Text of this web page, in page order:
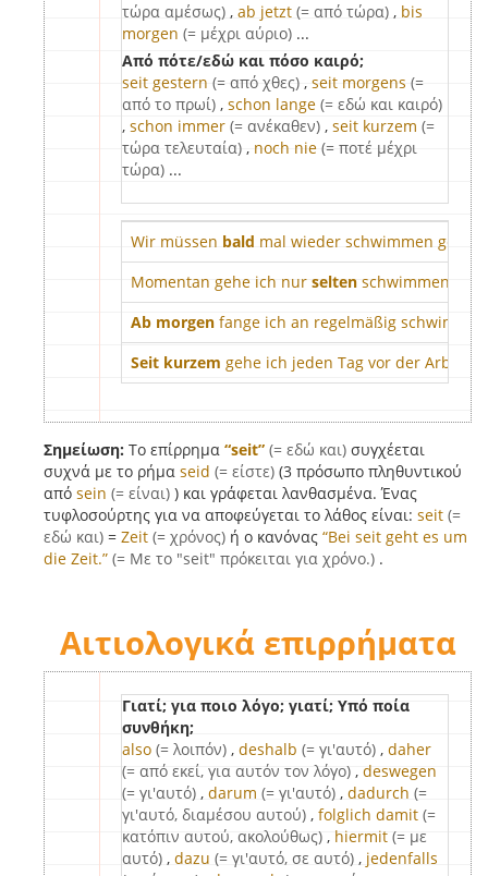
τώρα αμέσως) , ab jetzt (= από τώρα) , bis
morgen (= μέχρι αύριο) ...
Από πότε/εδώ και πόσο καιρό;
seit gestern (= από χθες) , seit morgens (=
από το πρωί) , schon lange (= εδώ και καιρό)
, schon immer (= ανέκαθεν) , seit kurzem (=
τώρα τελευταία) , noch nie (= ποτέ μέχρι
τώρα) ...
Wir müssen bald mal wieder schwimmen gehen.
Momentan gehe ich nur selten schwimmen.
Ab morgen fange ich an regelmäßig
Seit kurzem gehe ich jeden Tag vor der Arbeit
Σημείωση: Το επίρρημα “seit” (= εδώ και) συγχέεται
συχνά με το ρήμα seid (= είστε) (3 πρόσωπο πληθυντικού
από sein (= είναι) ) και γράφεται λανθασμένα. Ένας
τυφλοσούρτης για να αποφεύγεται το λάθος είναι: seit (=
εδώ και) = Zeit (= χρόνος) ή ο κανόνας “Bei seit geht es um
die Zeit.” (= Με το "seit" πρόκειται για χρόνο.) .
Αιτιολογικά επιρρήματα
Γιατί; για ποιο λόγο; γιατί; Υπό ποία
συνθήκη;
also (= λοιπόν) , deshalb (= γι'αυτό) , daher
(= από εκεί, για αυτόν τον λόγο) , deswegen
(= γι'αυτό) , darum (= γι'αυτό) , dadurch (=
γι'αυτό, διαμέσου αυτού) , folglich damit (=
κατόπιν αυτού, ακολούθως) , hiermit (= με
αυτό) , dazu (= γι'αυτό, σε αυτό) , jedenfalls